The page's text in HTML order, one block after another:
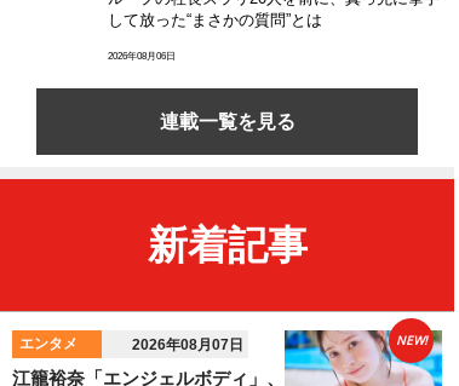
して放った“まさかの質問”とは
2026年08月06日
連載一覧を見る
新着記事
エンタメ 2026年08月07日
江籠裕奈「エンジェルボディ」、
NEW!